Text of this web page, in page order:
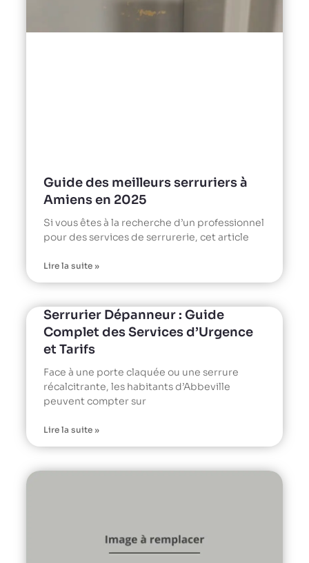
Guide des meilleurs serruriers à
Amiens en 2025
Si vous êtes à la recherche d’un professionnel
pour des services de serrurerie, cet article
Lire la suite »
Serrurier Dépanneur : Guide
Complet des Services d’Urgence
et Tarifs
Face à une porte claquée ou une serrure
récalcitrante, les habitants d’Abbeville
peuvent compter sur
Lire la suite »